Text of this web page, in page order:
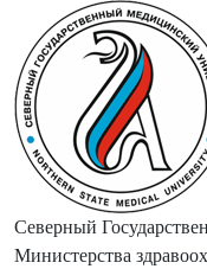
Северный
Министерства